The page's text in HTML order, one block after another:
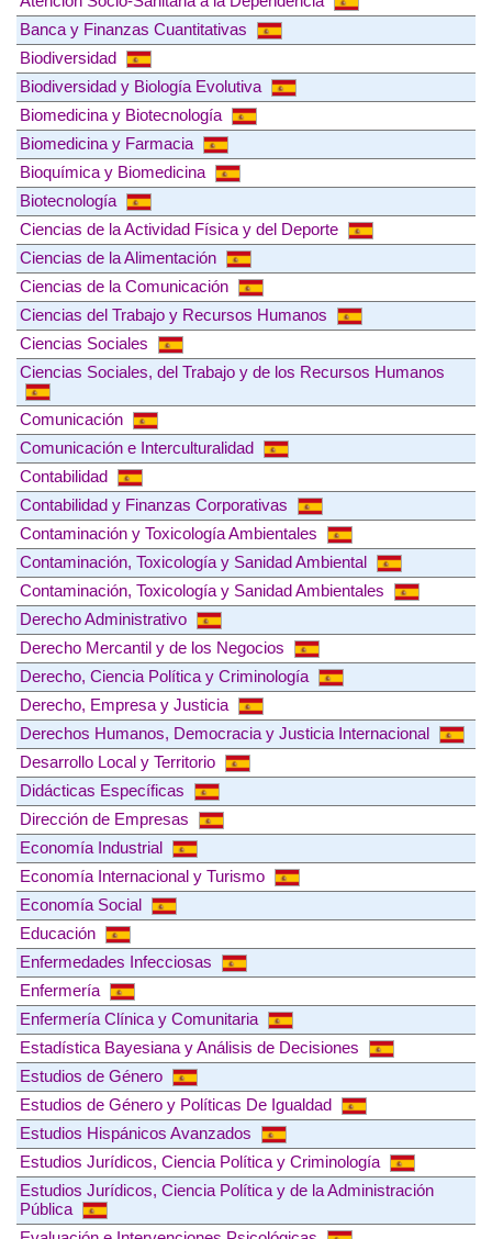
Banca y Finanzas Cuantitativas
Biodiversidad
Biodiversidad y Biología Evolutiva
Biomedicina y Biotecnología
Biomedicina y Farmacia
Bioquímica y Biomedicina
Biotecnología
Ciencias de la Actividad Física y del Deporte
Ciencias de la Alimentación
Ciencias de la Comunicación
Ciencias del Trabajo y Recursos Humanos
Ciencias Sociales
Ciencias Sociales, del Trabajo y de los Recursos Humanos
Comunicación
Comunicación e Interculturalidad
Contabilidad
Contabilidad y Finanzas Corporativas
Contaminación y Toxicología Ambientales
Contaminación, Toxicología y Sanidad Ambiental
Contaminación, Toxicología y Sanidad Ambientales
Derecho Administrativo
Derecho Mercantil y de los Negocios
Derecho, Ciencia Política y Criminología
Derecho, Empresa y Justicia
Derechos Humanos, Democracia y Justicia Internacional
Desarrollo Local y Territorio
Didácticas Específicas
Dirección de Empresas
Economía Industrial
Economía Internacional y Turismo
Economía Social
Educación
Enfermedades Infecciosas
Enfermería
Enfermería Clínica y Comunitaria
Estadística Bayesiana y Análisis de Decisiones
Estudios de Género
Estudios de Género y Políticas De Igualdad
Estudios Hispánicos Avanzados
Estudios Jurídicos, Ciencia Política y Criminología
Estudios Jurídicos, Ciencia Política y de la Administración
Pública